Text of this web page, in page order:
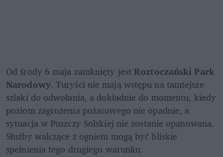
Od środy 6 maja zamknięty jest Roztoczański Park
Narodowy. Turyści nie mają wstępu na tamtejsze
szlaki do odwołania, a dokładnie do momentu, kiedy
poziom zagrożenia pożarowego nie opadnie, a
sytuacja w Puszczy Solskiej nie zostanie opanowana.
Służby walczące z ogniem mogą być bliskie
spełnienia tego drugiego warunku.